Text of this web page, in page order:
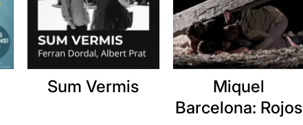
Sum Vermis
Miquel
Barcelona: Rojos